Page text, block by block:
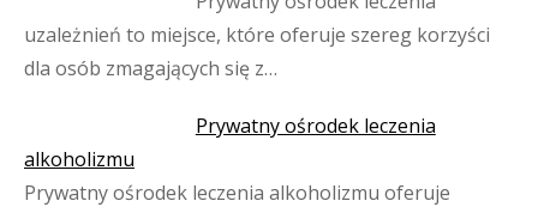
uzależnień to miejsce, które oferuje szereg korzyści
dla osób zmagających się z…
Prywatny ośrodek leczenia
alkoholizmu
Prywatny ośrodek leczenia alkoholizmu oferuje